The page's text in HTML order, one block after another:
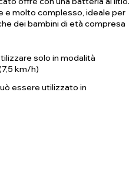
e molto complesso, ideale per
dei bambini di età compresa
solo in modalità
km/h)
essere utilizzato in